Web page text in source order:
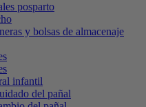
posparto
y bolsas de almacenaje
infantil
del pañal